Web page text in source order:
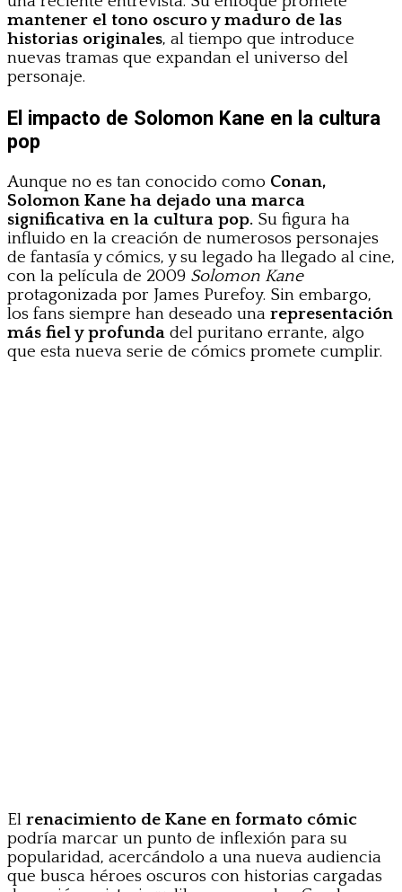
mantener el tono oscuro y maduro de las
historias originales, al tiempo que introduce
nuevas tramas que expandan el universo del
personaje.
El impacto de Solomon Kane en la cultura
pop
Aunque no es tan conocido como Conan,
Solomon Kane ha dejado una marca
significativa en la cultura pop. Su figura ha
influido en la creación de numerosos personajes
de fantasía y cómics, y su legado ha llegado al cine,
con la película de 2009 Solomon Kane
protagonizada por James Purefoy. Sin embargo,
los fans siempre han deseado una representación
más fiel y profunda del puritano errante, algo
que esta nueva serie de cómics promete cumplir.
El renacimiento de Kane en formato cómic
podría marcar un punto de inflexión para su
popularidad, acercándolo a una nueva audiencia
que busca héroes oscuros con historias cargadas